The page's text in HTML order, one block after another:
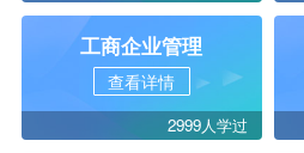
工商企业管理
查看详情
2999人学过